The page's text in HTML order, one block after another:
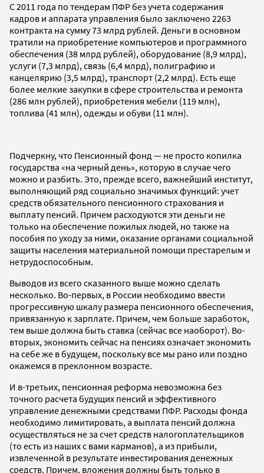
С 2011 года по тендерам ПФР без учета содержания
кадров и аппарата управления было заключено 2263
контракта на сумму 73 млрд рублей. Деньги в основном
тратили на приобретение компьютеров и программного
обеспечения (38 млрд рублей), оборудование (8,9 млрд),
услуги (7,3 млрд), связь (6,4 млрд), полиграфию и
канцелярию (3,5 млрд), транспорт (2,2 млрд). Есть еще
более мелкие закупки в сфере строительства и ремонта
(286 млн рублей), приобретения мебели (119 млн),
топлива (41 млн), одежды и обуви (11 млн).
Подчеркну, что Пенсионный фонд — не просто копилка
государства «на черный день», которую в случае чего
можно и разбить. Это, прежде всего, важнейший институт,
выполняющий ряд социально значимых функций: учет
средств обязательного пенсионного страхования и
выплату пенсий. Причем расходуются эти деньги не
только на обеспечение пожилых людей, но также на
пособия по уходу за ними, оказание органами социальной
защиты населения материальной помощи престарелым и
нетрудоспособным.
Выводов из всего сказанного выше можно сделать
несколько. Во-первых, в России необходимо ввести
прогрессивную шкалу размера пенсионного обеспечения,
привязанную к зарплате. Причем, чем больше заработок,
тем выше должна быть ставка (сейчас все наоборот). Во-
вторых, экономить сейчас на пенсиях означает экономить
на себе же в будущем, поскольку все мы рано или поздно
окажемся в преклонном возрасте.
И в-третьих, пенсионная реформа невозможна без
точного расчета будущих пенсий и эффективного
управление денежными средствами ПФР. Расходы фонда
необходимо лимитировать, а выплата пенсий должна
осуществляться не за счет средств налогоплательщиков
(то есть из наших с вами карманов), а из прибыли,
извлеченной в результате инвестирования денежных
средств. Причем, вложения должны быть только в